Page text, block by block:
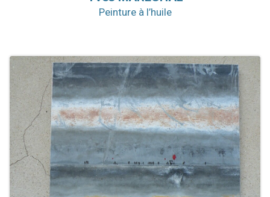
Peinture à l’huile